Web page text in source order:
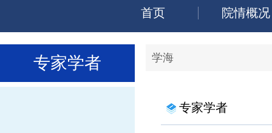
首页 院情概况
专家学者 学海
专家学者